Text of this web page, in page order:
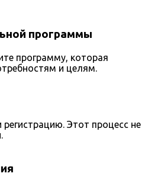
программы
программу, которая
и целям.
Этот процесс не